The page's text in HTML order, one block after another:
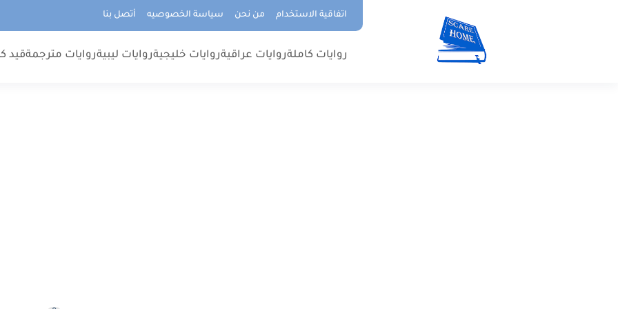
اتفاقية الاستخدام من نحن سياسة الخصوصيه أتصل بنا
روايات كاملةروايات عراقيةروايات خليجيةروايات ليبيةروايات مترجمةقيد